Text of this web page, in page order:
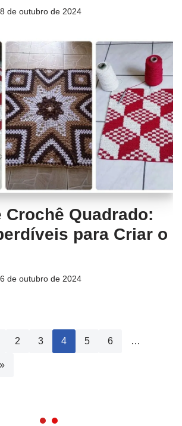
de outubro de 2024
Crochê Quadrado:
para Criar o
de outubro de 2024
2 3 4 5 6 …